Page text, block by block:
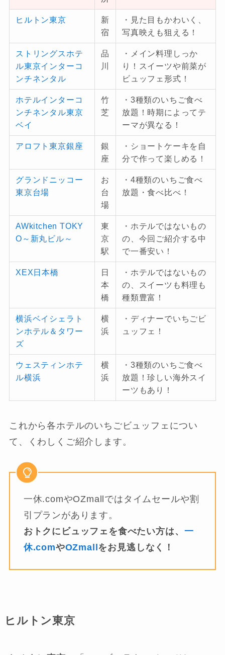
ヒルトン東京
新
宿
・見た目もかわいく、
写真映えも狙える！
ストリングスホテ
ル東京インターコ
ンチネンタル
品
川
・メイン料理しっか
り！スイーツや前菜が
ビュッフェ形式！
ホテルインターコ
ンチネンタル東京
ベイ
竹
芝
・3種類のいちご食べ
放題！時期によってテ
ーマが異なる！
アロフト東京銀座
銀
座
・ショートケーキを自
分で作って楽しめる！
グランドニッコー
東京台場
お
台
場
・4種類のいちご食べ
放題・食べ比べ！
AWkitchen TOKY
O～新丸ビル～
東
京
駅
・ホテルではないもの
の、今回ご紹介する中
で一番安い！
XEX日本橋
日
本
橋
・ホテルではないもの
の、スイーツも料理も
種類豊富！
横浜ベイシェラト
ンホテル＆タワー
ズ
横
浜
・ディナーでいちごビ
ュッフェ！
ウェスティンホテ
ル横浜
横
浜
・3種類のいちご食べ
放題！珍しい海外スイ
ーツもあり！
これから各ホテルのいちごビュッフェについ
て、くわしくご紹介します。
一休.comやOZmallではタイムセールや割
引プランがあります。
おトクにビュッフェを食べたい方は、 一
休.comやOZmall をお見逃しなく！
ヒルトン東京